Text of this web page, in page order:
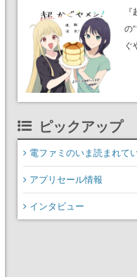
諸
の
ぐ
ピックアップ
電ファミのいま読まれて
アプリセール情報
インタビュー